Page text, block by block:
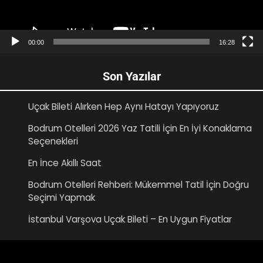
00:00 16:28
Son Yazılar
Uçak Bileti Alırken Hep Aynı Hatayı Yapıyoruz
Bodrum Otelleri 2026 Yaz Tatili İçin En İyi Konaklama
Seçenekleri
En İnce Akıllı Saat
Bodrum Otelleri Rehberi: Mükemmel Tatil İçin Doğru
Seçimi Yapmak
İstanbul Varşova Uçak Bileti – En Uygun Fiyatlar